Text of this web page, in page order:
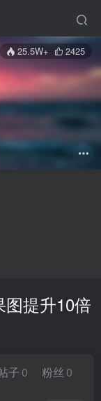
25.5W+ 2425
提升10倍
子 0 粉丝 0